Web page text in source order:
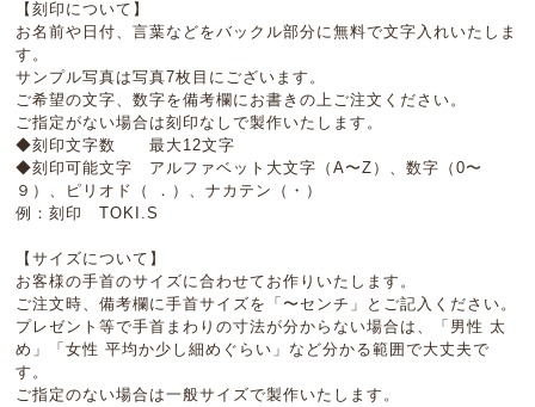
【刻印について】
お名前や日付、言葉などをバックル部分に無料で文字入れいたしま
す。
サンプル写真は写真7枚目にございます。
ご希望の文字、数字を備考欄にお書きの上ご注文ください。
ご指定がない場合は刻印なしで製作いたします。
◆刻印文字数 最大12文字
◆刻印可能文字 アルファベット大文字（A〜Z）、数字（0〜
９）、ピリオド（ ．）、ナカテン（・）
例：刻印 TOKI.S
【サイズについて】
お客様の手首のサイズに合わせてお作りいたします。
ご注文時、備考欄に手首サイズを「〜センチ」とご記入ください。
プレゼント等で手首まわりの寸法が分からない場合は、「男性 太
め」「女性 平均か少し細めぐらい」など分かる範囲で大丈夫で
す。
ご指定のない場合は一般サイズで製作いたします。